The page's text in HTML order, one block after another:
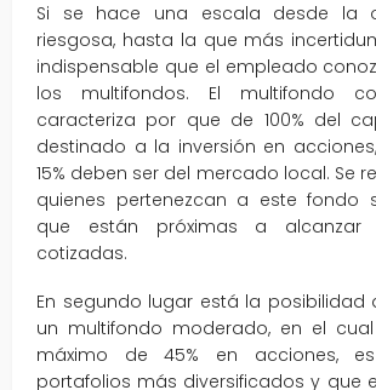
Si se hace una escala desde la
riesgosa, hasta la que más
indispensable que el empleado
los multifondos. El multifondo
caracteriza por que de 100% del
destinado a la inversión en
15% deben ser del mercado local. Se
quienes pertenezcan a este fondo
que están próximas a alcanzar
cotizadas.
En segundo lugar está la posibilidad
un multifondo moderado, en el
máximo de 45% en acciones,
portafolios más diversificados y que